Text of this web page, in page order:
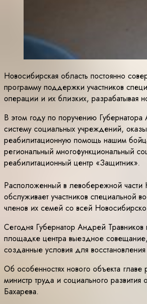
Новосибирская область постоянно
программу поддержки участников
операции и их близких, разрабатывая
В этом году по поручению Губернатора
систему социальных учреждений,
реабилитационную помощь нашим
региональный многофункциональный
реабилитационный центр «Защитник».
Расположенный в левобережной части
обслуживает участников специальной
членов их семей со всей
Сегодня Губернатор Андрей Травников
площадке центра выездное
созданные условия для
Об особенностях нового объекта
министр труда и социального развития
Бахарева.